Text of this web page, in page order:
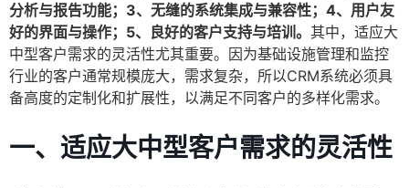
分析与报告功能；3、无缝的系统集成与兼容性；4、用户友
好的界面与操作；5、良好的客户支持与培训。 其中，适应大
中型客户需求的灵活性尤其重要。因为基础设施管理和监控
行业的客户通常规模庞大，需求复杂，所以CRM系统必须具
备高度的定制化和扩展性，以满足不同客户的多样化需求。
一、适应大中型客户需求的灵活性